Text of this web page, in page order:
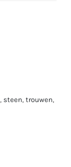
, steen, trouwen,